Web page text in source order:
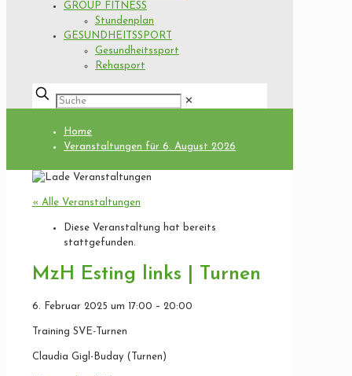
GROUP FITNESS
Stundenplan
GESUNDHEITSSPORT
Gesundheitssport
Rehasport
✕
Home
Veranstaltungen für 6. August 2026
« Alle Veranstaltungen
Diese Veranstaltung hat bereits
stattgefunden.
MzH Esting links | Turnen
6. Februar 2025 um 17:00 – 20:00
Training SVE-Turnen
Claudia Gigl-Buday (Turnen)